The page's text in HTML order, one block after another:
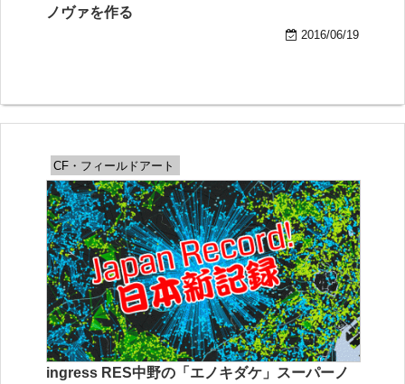
ノヴァを作る
2016/06/19
CF・フィールドアート
ingress RES中野の「エノキダケ」スーパーノ